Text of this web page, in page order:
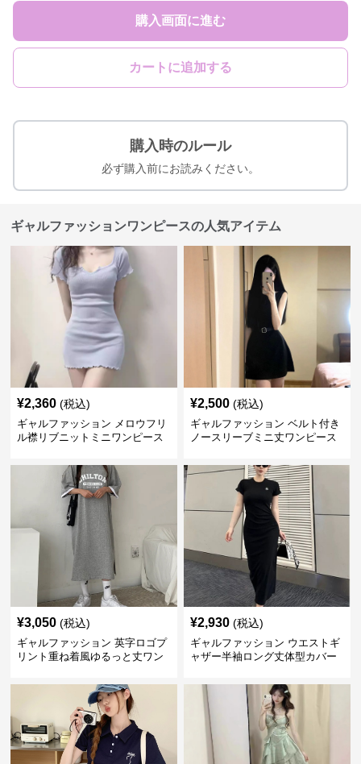
購入画面に進む
カートに追加する
購入時のルール
必ず購入前にお読みください。
ギャルファッションワンピースの人気アイテム
¥2,360 (税込)
ギャルファッション メロウフリ
ル襟リブニットミニワンピース
¥2,500 (税込)
ギャルファッション ベルト付き
ノースリーブミニ丈ワンピース
¥3,050 (税込)
ギャルファッション 英字ロゴプ
リント重ね着風ゆるっと丈ワン
¥2,930 (税込)
ギャルファッション ウエストギ
ャザー半袖ロング丈体型カバー